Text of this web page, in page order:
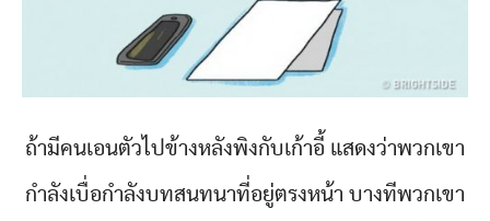
ถ้ามีคนเอนตัวไปข้างหลังพิงกับเก้าอี้ แสดงว่าพวกเขา
กำลังเบื่อกำลังบทสนทนาที่อยู่ตรงหน้า บางทีพวกเขา